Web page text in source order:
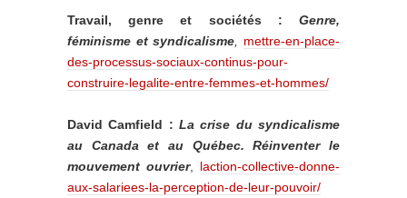
Travail, genre et sociétés :
Genre,
féminisme et syndicalisme
mettre-en-place-
des-processus-sociaux-continus-pour-
construire-legalite-entre-femmes-et-hommes/
David Camfield : La crise du syndicalisme
au Canada et au Québec. Réinventer le
mouvement ouvrier,
laction-collective-donne-
aux-salariees-la-perception-de-leur-pouvoir/